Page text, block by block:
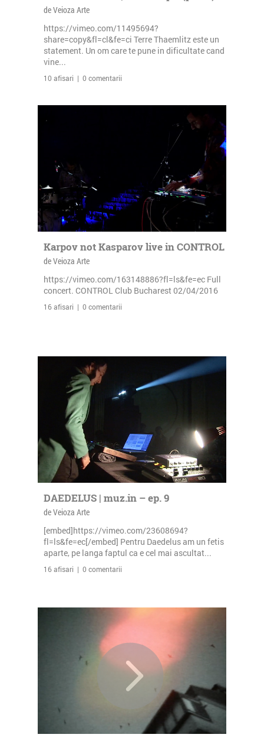
de Veioza Arte
https://vimeo.com/11495694?
share=copy&fl=cl&fe=ci Terre Thaemlitz este un
statement. Un om care te pune in dificultate cand
vine...
10 afisari | 0 comentarii
Karpov not Kasparov live in CONTROL
de Veioza Arte
https://vimeo.com/163148886?fl=ls&fe=ec Full
concert. CONTROL Club Bucharest 02/04/2016
16 afisari | 0 comentarii
DAEDELUS | muz.in – ep. 9
de Veioza Arte
[embed]https://vimeo.com/23608694?
fl=ls&fe=ec[/embed] Pentru Daedelus am un fetis
aparte, pe langa faptul ca e cel mai ascultat...
16 afisari | 0 comentarii